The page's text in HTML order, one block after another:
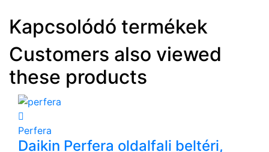
Kapcsolódó termékek
Customers also viewed
these products
Perfera
Daikin Perfera oldalfali beltéri,